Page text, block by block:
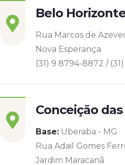
Belo
Rua Marcos de
Nova Esperança
(31) 9 8794-8872 /
Conceição
Base: Uberaba - MG
Rua Adail Gomes
Jardim Maracanã